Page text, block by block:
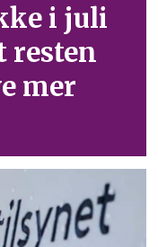
i juli
resten
mer